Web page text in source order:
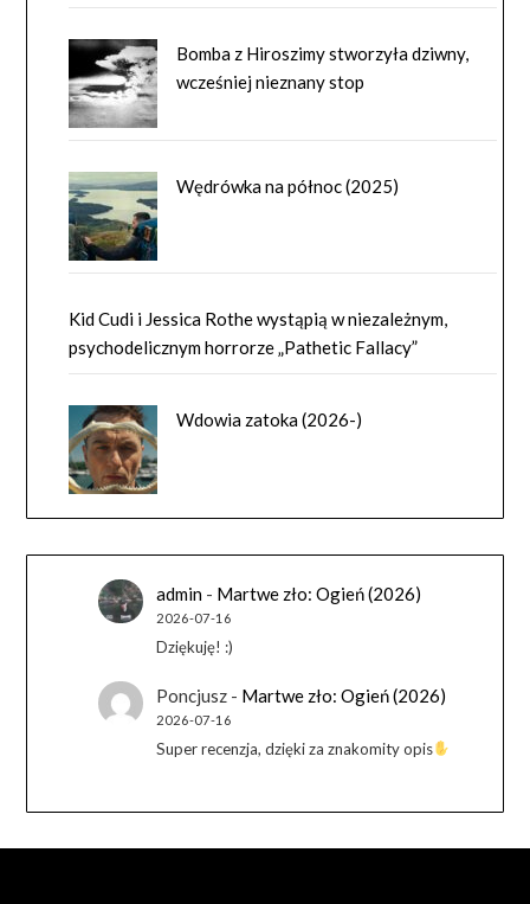
Bomba z Hiroszimy stworzyła dziwny,
wcześniej nieznany stop
Wędrówka na północ (2025)
Kid Cudi i Jessica Rothe wystąpią w niezależnym,
psychodelicznym horrorze „Pathetic Fallacy”
Wdowia zatoka (2026-)
admin - Martwe zło: Ogień (2026)
2026-07-16
Dziękuję! :)
Poncjusz - Martwe zło: Ogień (2026)
2026-07-16
Super recenzja, dzięki za znakomity opis